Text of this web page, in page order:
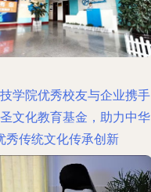
学院优秀校友与企业携手
文化教育基金，助力中华
秀传统文化传承创新
间：2026-08-06 04:35:12